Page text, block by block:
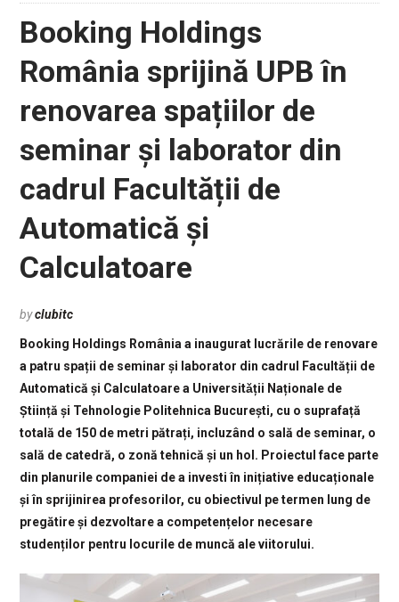
Booking Holdings
România sprijină UPB în
renovarea spațiilor de
seminar și laborator din
cadrul Facultății de
Automatică și
Calculatoare
byclubitc
Booking Holdings România a inaugurat lucrările de renovare
a patru spații de seminar și laborator din cadrul Facultății de
Automatică și Calculatoare a Universitǎții Naționale de
Știință și Tehnologie Politehnica București, cu o suprafață
totală de 150 de metri pătrați, incluzând o sală de seminar, o
sală de catedră, o zonă tehnică și un hol. Proiectul face parte
din planurile companiei de a investi în inițiative educaționale
și în sprijinirea profesorilor, cu obiectivul pe termen lung de
pregătire și dezvoltare a competențelor necesare
studenților pentru locurile de muncă ale viitorului.